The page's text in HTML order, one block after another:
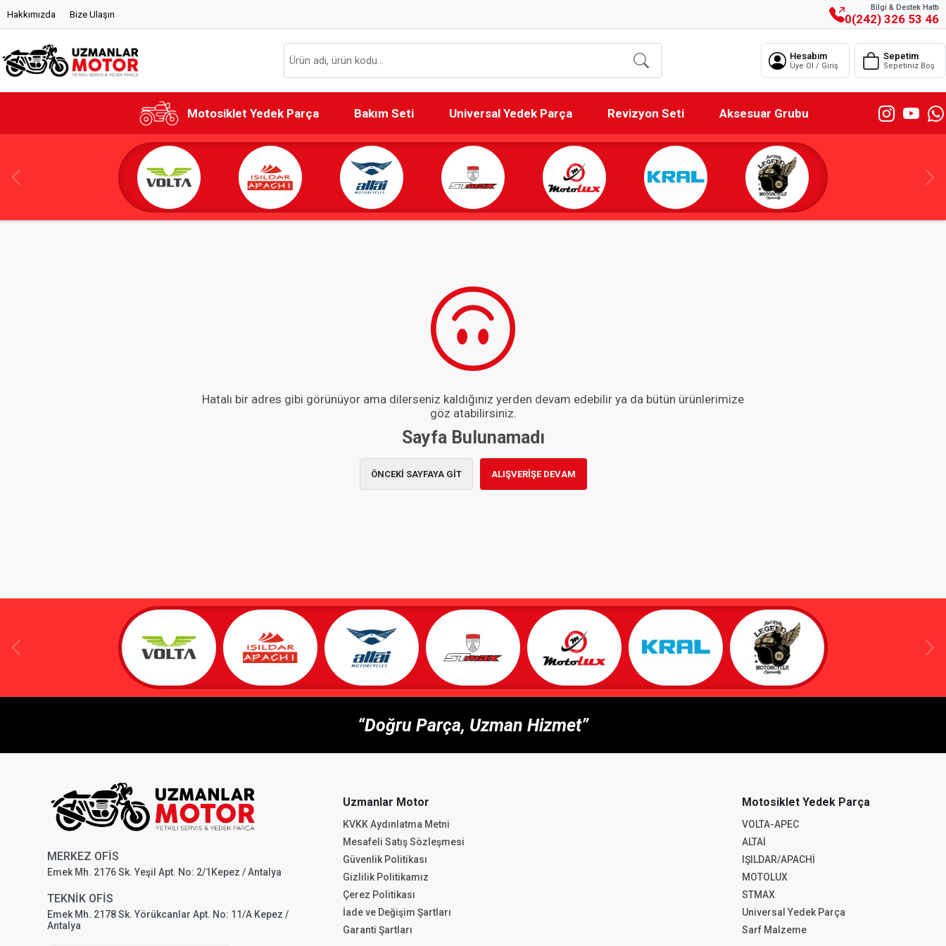
Hakkımızda Bize Ulaşın
Bilgi & Destek Hattı
0(242) 326 53 46
Hesabım
Üye Ol / Giriş
Sepetim
Sepetiniz Boş
Motosiklet Yedek Parça Bakım Seti Universal Yedek Parça Revizyon Seti Aksesuar Grubu
Hatalı bir adres gibi görünüyor ama dilerseniz kaldığınız yerden devam edebilir ya da bütün ürünlerimize
göz atabilirsiniz.
Sayfa Bulunamadı
ÖNCEKİ SAYFAYA GİT ALIŞVERİŞE DEVAM
“Doğru Parça, Uzman Hizmet”
MERKEZ OFİS
Emek Mh. 2176 Sk. Yeşil Apt. No: 2/1Kepez / Antalya
TEKNİK OFİS
Emek Mh. 2178 Sk. Yörükcanlar Apt. No: 11/A Kepez /
Antalya
Uzmanlar Motor
KVKK Aydınlatma Metni
Mesafeli Satış Sözleşmesi
Güvenlik Politikası
Gizlilik Politikamız
Çerez Politikası
İade ve Değişim Şartları
Garanti Şartları
Motosiklet Yedek Parça
VOLTA-APEC
ALTAİ
IŞILDAR/APACHİ
MOTOLUX
STMAX
Universal Yedek Parça
Sarf Malzeme